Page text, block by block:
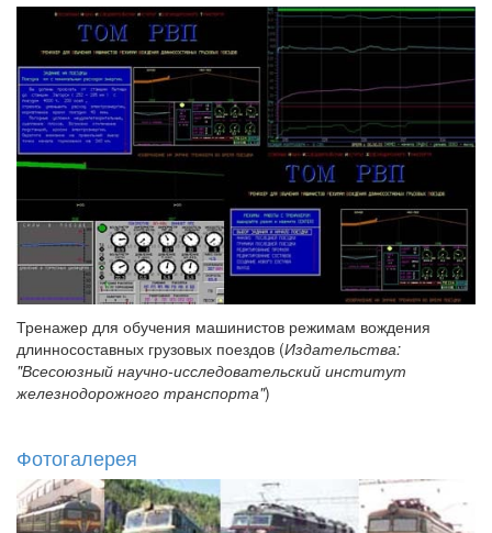
Тренажер для обучения машинистов режимам вождения
длинносоставных грузовых поездов (Издательства:
"Всесоюзный научно-исследовательский институт
железнодорожного транспорта")
Фотогалерея